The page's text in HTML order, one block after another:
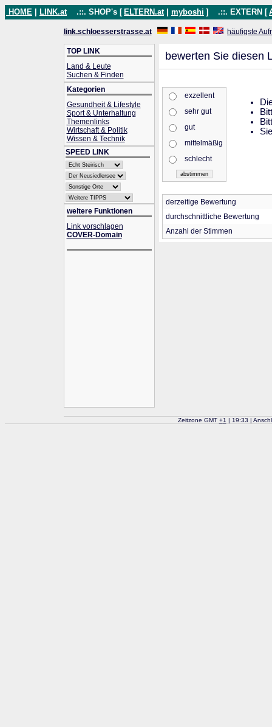
HOME LINK.at .::. SHOP's [ ELTERN.at myboshi ] .::. EXTERN [
link.schloesserstrasse.at häufigste
TOP LINK
Land & Leute
Suchen & Finden
Kategorien
Gesundheit & Lifestyle
Sport & Unterhaltung
Themenlinks
Wirtschaft & Politik
Wissen & Technik
SPEED LINK
weitere Funktionen
Link vorschlagen
COVER-Domain
bewerten Sie diesen
exzellent
sehr gut
gut
mittelmäßig
schlecht
derzeitige Bewertung
durchschnittliche Bewertung
Anzahl der Stimmen
Zeitzone GMT +1 | 19:33 |